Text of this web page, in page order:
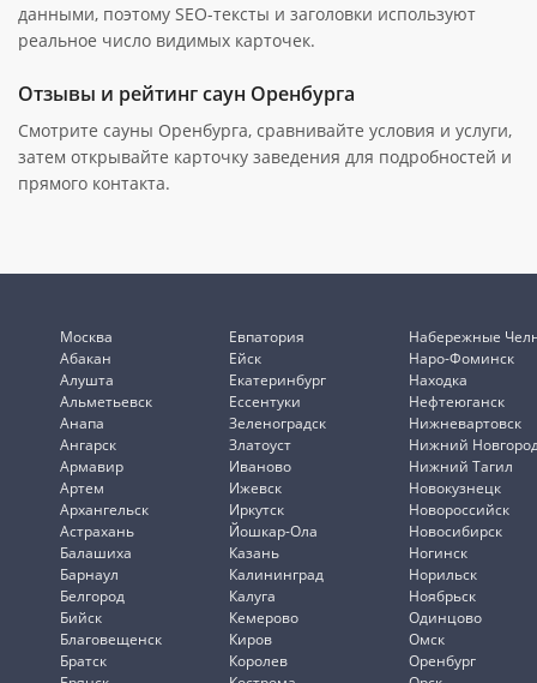
данными, поэтому SEO-тексты и заголовки используют
реальное число видимых карточек.
Отзывы и рейтинг саун Оренбурга
Смотрите сауны Оренбурга, сравнивайте условия и услуги,
затем открывайте карточку заведения для подробностей и
прямого контакта.
Москва
Абакан
Алушта
Альметьевск
Анапа
Ангарск
Армавир
Артем
Архангельск
Астрахань
Балашиха
Барнаул
Белгород
Бийск
Благовещенск
Братск
Евпатория
Ейск
Екатеринбург
Ессентуки
Зеленоградск
Златоуст
Иваново
Ижевск
Иркутск
Йошкар-Ола
Казань
Калининград
Калуга
Кемерово
Киров
Королев
Набережные
Наро-Фоминск
Находка
Нефтеюганск
Нижневартовск
Нижний
Нижний Тагил
Новокузнецк
Новороссийск
Новосибирск
Ногинск
Норильск
Ноябрьск
Одинцово
Омск
Оренбург